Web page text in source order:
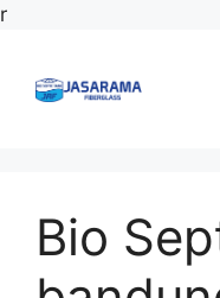
rLangsung
Bio